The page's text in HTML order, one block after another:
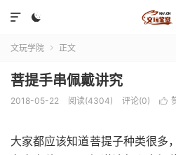


文玩学院  正文
菩提手串佩戴讲究
2018-05-22 阅读(4304) 评论(0) 
大家都应该知道菩提子种类很多